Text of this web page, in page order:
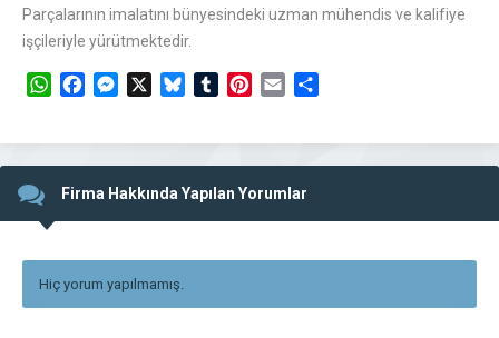
Parçalarının imalatını bünyesindeki uzman mühendis ve kalifiye
işçileriyle yürütmektedir.
WhatsAppFacebookMessengerBlueskyTumblrPinterest
Email
Firma Hakkında Yapılan Yorumlar
Hiç yorum yapılmamış.